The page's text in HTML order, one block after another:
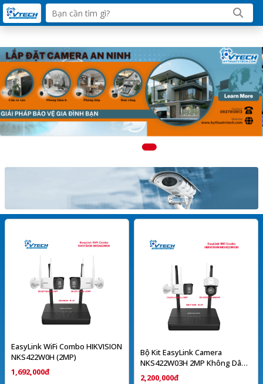
EasyLink WiFi Combo HIKVISION
NKS422W0H (2MP)
1,692,000đ
Bộ Kit EasyLink Camera
NKS422W03H 2MP Không Dây
HIKVISION
2,200,000đ